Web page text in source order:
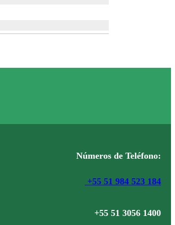
Números de Teléfono:
+55 51 984 523 184
+55 51 3056 1400